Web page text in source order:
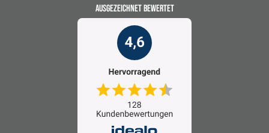
AUSGEZEICHNET BEWERTET